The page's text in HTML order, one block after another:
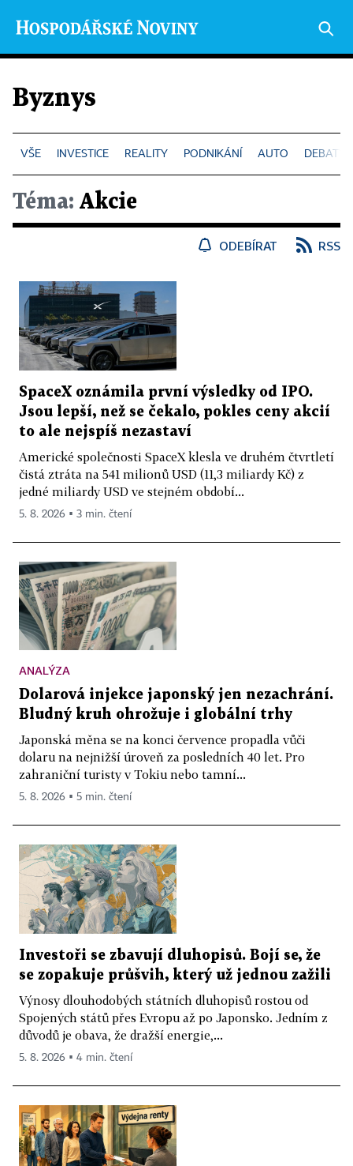
Byznys
INVESTICE REALITY PODNIKÁNÍ AUTO DEBATY
Téma: Akcie
ODEBÍRAT RSS
SpaceX oznámila první výsledky od IPO.
Jsou lepší, než se čekalo, pokles ceny akcií
to ale nejspíš nezastaví
Americké společnosti SpaceX klesla ve druhém čtvrtletí
čistá ztráta na 541 milionů USD (11,3 miliardy Kč) z
jedné miliardy USD ve stejném období...
5. 8. 2026 ▪ 3 min. čtení
ANALÝZA
Dolarová injekce japonský jen nezachrání.
Bludný kruh ohrožuje i globální trhy
Japonská měna se na konci července propadla vůči
dolaru na nejnižší úroveň za posledních 40 let. Pro
zahraniční turisty v Tokiu nebo tamní...
5. 8. 2026 ▪ 5 min. čtení
Investoři se zbavují dluhopisů. Bojí se, že
se zopakuje průšvih, který už jednou zažili
Výnosy dlouhodobých státních dluhopisů rostou od
Spojených států přes Evropu až po Japonsko. Jedním z
důvodů je obava, že dražší energie,...
5. 8. 2026 ▪ 4 min. čtení